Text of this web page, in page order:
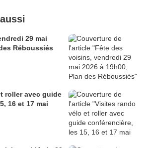
29 mai
Réboussiés
roller avec guide
16 et 17 mai